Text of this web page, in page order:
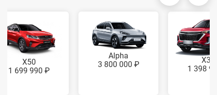
X50
1 699 990 ₽
Alpha
3 800 000 ₽
X35
1 398